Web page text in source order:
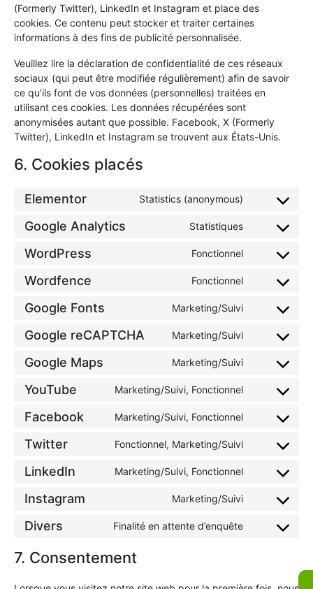
(Formerly Twitter), LinkedIn et Instagram et place des
cookies. Ce contenu peut stocker et traiter certaines
informations à des fins de publicité personnalisée.
Veuillez lire la déclaration de confidentialité de ces réseaux
sociaux (qui peut être modifiée régulièrement) afin de savoir
ce qu’ils font de vos données (personnelles) traitées en
utilisant ces cookies. Les données récupérées sont
anonymisées autant que possible. Facebook, X (Formerly
Twitter), LinkedIn et Instagram se trouvent aux États-Unis.
6. Cookies placés
Elementor Statistics (anonymous)
Google Analytics Statistiques
WordPress Fonctionnel
Wordfence Fonctionnel
Google Fonts Marketing/Suivi
Google reCAPTCHA Marketing/Suivi
Google Maps Marketing/Suivi
YouTube Marketing/Suivi, Fonctionnel
Facebook Marketing/Suivi, Fonctionnel
Twitter Fonctionnel, Marketing/Suivi
LinkedIn Marketing/Suivi, Fonctionnel
Instagram Marketing/Suivi
Divers Finalité en attente d’enquête
7. Consentement